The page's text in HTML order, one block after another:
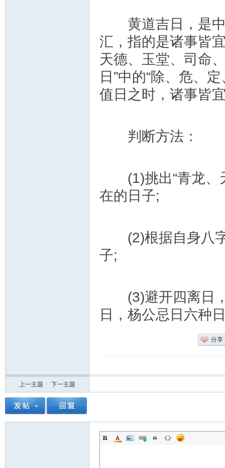
黄道吉日，是中
汇，指的是诸事皆
天德、玉堂、司命
日”中的“除、危、
值日之时，诸事皆
判断方法：
(1)挑出“青龙、
在的日子;
(2)根据自身八字
子;
(3)避开四离日，
日，杨公忌日六种
分享
上一主题 下一主题